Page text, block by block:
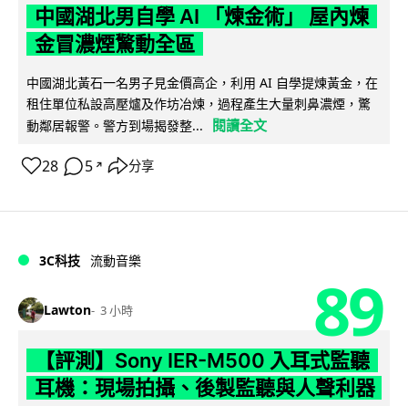
中國湖北男自學 AI 「煉金術」 屋內煉
金冒濃煙驚動全區
中國湖北黃石一名男子見金價高企，利用 AI 自學提煉黃金，在
租住單位私設高壓爐及作坊冶煉，過程產生大量刺鼻濃煙，驚
動鄰居報警。警方到場揭發整...
閱讀全文
28 5 ↗ 分享
3C科技 流動音樂
Lawton 3 小時 89
【評測】Sony IER-M500 入耳式監聽
耳機：現場拍攝、後製監聽與人聲利器